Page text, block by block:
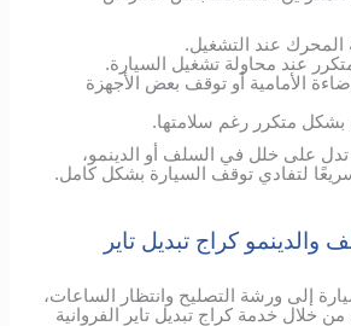
المحرك عند التشغيل.
عند محاولة تشغيل السيارة.
الأمامية أو توقف بعض الأجهزة
بشكل متكرر رغم سلامتها.
على خلل في السلف أو الدينمو،
لتفادي توقف السيارة بشكل كامل.
والدينمو كراج تبديل تاير
إلى ورشة التصليح وانتظار الساعات،
خلال خدمة كراج تبديل تاير الفروانية